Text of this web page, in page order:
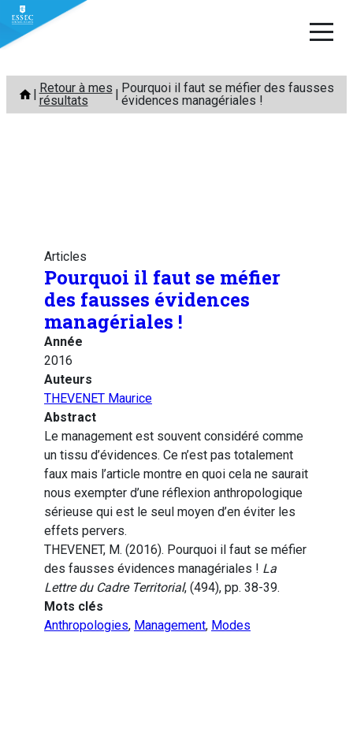
Aller
contenu
Retour à mes
résultats
Pourquoi il faut se méfier des fausses
évidences managériales !
Articles
Pourquoi il faut se méfier
des fausses évidences
managériales !
Année
2016
Auteurs
THEVENET Maurice
Abstract
Le management est souvent considéré comme
un tissu d’évidences. Ce n’est pas totalement
faux mais l’article montre en quoi cela ne saurait
nous exempter d’une réflexion anthropologique
sérieuse qui est le seul moyen d’en éviter les
effets pervers.
THEVENET, M. (2016). Pourquoi il faut se méfier
des fausses évidences managériales ! La
Lettre du Cadre Territorial, (494), pp. 38-39.
Mots clés
Anthropologies, Management, Modes